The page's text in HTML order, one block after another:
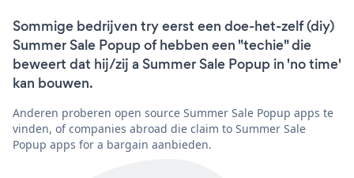
Sommige bedrijven try eerst een doe-het-zelf (diy)
Summer Sale Popup of hebben een "techie" die
beweert dat hij/zij a Summer Sale Popup in 'no time'
kan bouwen.
Anderen proberen open source Summer Sale Popup apps te
vinden, of companies abroad die claim to Summer Sale
Popup apps for a bargain aanbieden.